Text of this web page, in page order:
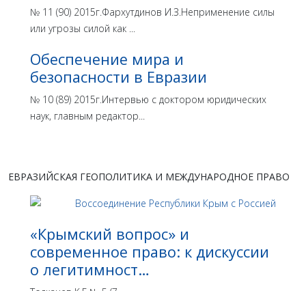
№ 11 (90) 2015г.Фархутдинов И.З.Неприменение силы
или угрозы силой как ...
Обеспечение мира и
безопасности в Евразии
№ 10 (89) 2015г.Интервью с доктором юридических
наук, главным редактор...
ЕВРАЗИЙСКАЯ ГЕОПОЛИТИКА И МЕЖДУНАРОДНОЕ ПРАВО
«Крымский вопрос» и
современное право: к дискуссии
о легитимност…